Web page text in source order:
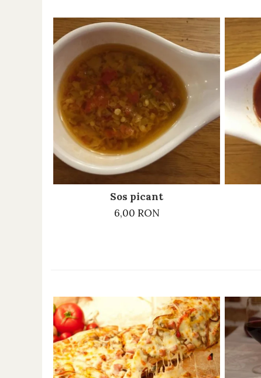
Sos picant
6,00 RON